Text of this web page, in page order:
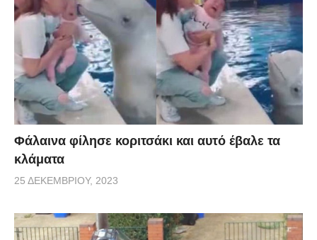
Φάλαινα φίλησε κοριτσάκι και αυτό έβαλε τα
κλάματα
25 ΔΕΚΕΜΒΡΊΟΥ, 2023